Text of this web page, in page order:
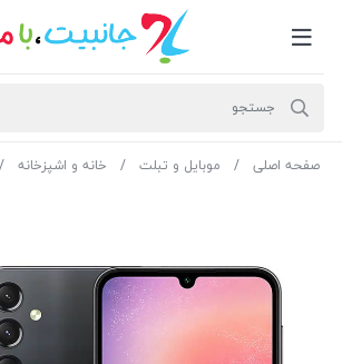
صفحه اصلی موبایل و تبلت خانه و اشپزخانه